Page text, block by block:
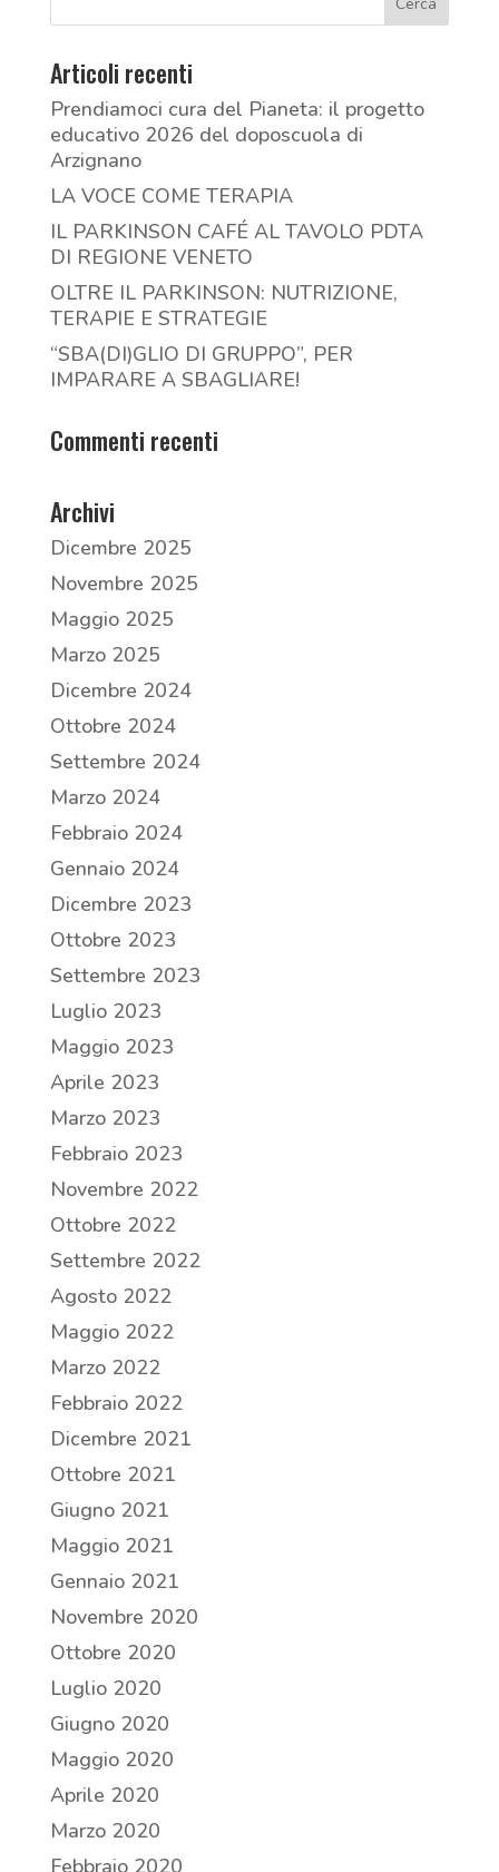
Articoli recenti
Prendiamoci cura del Pianeta: il progetto
educativo 2026 del doposcuola di
Arzignano
LA VOCE COME TERAPIA
IL PARKINSON CAFÉ AL TAVOLO PDTA
DI REGIONE VENETO
OLTRE IL PARKINSON: NUTRIZIONE,
TERAPIE E STRATEGIE
“SBA(DI)GLIO DI GRUPPO”, PER
IMPARARE A SBAGLIARE!
Commenti recenti
Archivi
Dicembre 2025
Novembre 2025
Maggio 2025
Marzo 2025
Dicembre 2024
Ottobre 2024
Settembre 2024
Marzo 2024
Febbraio 2024
Gennaio 2024
Dicembre 2023
Ottobre 2023
Settembre 2023
Luglio 2023
Maggio 2023
Aprile 2023
Marzo 2023
Febbraio 2023
Novembre 2022
Ottobre 2022
Settembre 2022
Agosto 2022
Maggio 2022
Marzo 2022
Febbraio 2022
Dicembre 2021
Ottobre 2021
Giugno 2021
Maggio 2021
Gennaio 2021
Novembre 2020
Ottobre 2020
Luglio 2020
Giugno 2020
Maggio 2020
Aprile 2020
Marzo 2020
Febbraio 2020